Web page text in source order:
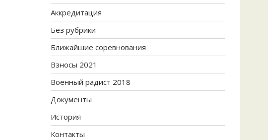
Аккредитация
Без рубрики
Ближайшие соревнования
Взносы 2021
Военный радист 2018
Документы
История
Контакты